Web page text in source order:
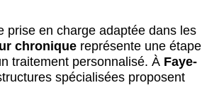
prise en charge adaptée dans les
chronique représente une étape
traitement personnalisé. À Faye-
spécialisées proposent